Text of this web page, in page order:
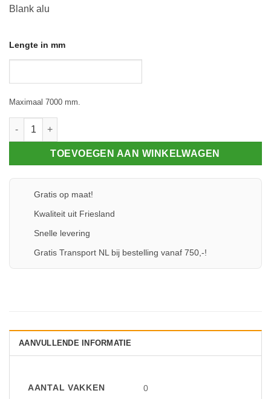
Blank alu
Lengte in mm
Maximaal 7000 mm.
Dwarsligger 96.130 - Sleufgroef aantal
TOEVOEGEN AAN WINKELWAGEN
Gratis op maat!
Kwaliteit uit Friesland
Snelle levering
Gratis Transport NL bij bestelling vanaf 750,-!
AANVULLENDE INFORMATIE
AANTAL VAKKEN 0